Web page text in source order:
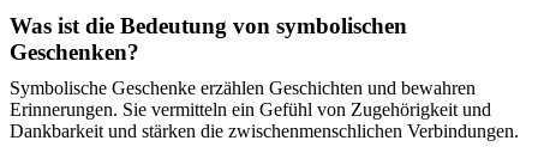
Was ist die Bedeutung von symbolischen
Geschenken?
Symbolische Geschenke erzählen Geschichten und bewahren
Erinnerungen. Sie vermitteln ein Gefühl von Zugehörigkeit und
Dankbarkeit und stärken die zwischenmenschlichen Verbindungen.